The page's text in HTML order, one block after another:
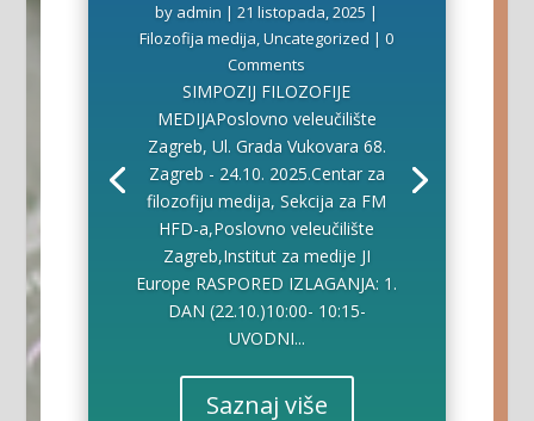
by admin |21 listopada, 2025 |
Filozofija medija,Uncategorized | 0
Comments
SIMPOZIJ FILOZOFIJE
MEDIJAPoslovno veleučilište
Zagreb, Ul. Grada Vukovara 68.
Zagreb - 24.10. 2025.Centar za
filozofiju medija, Sekcija za FM
HFD-a,Poslovno veleučilište
Zagreb,Institut za medije JI
Europe RASPORED IZLAGANJA: 1.
DAN (22.10.)10:00- 10:15-
UVODNI...
Saznaj više